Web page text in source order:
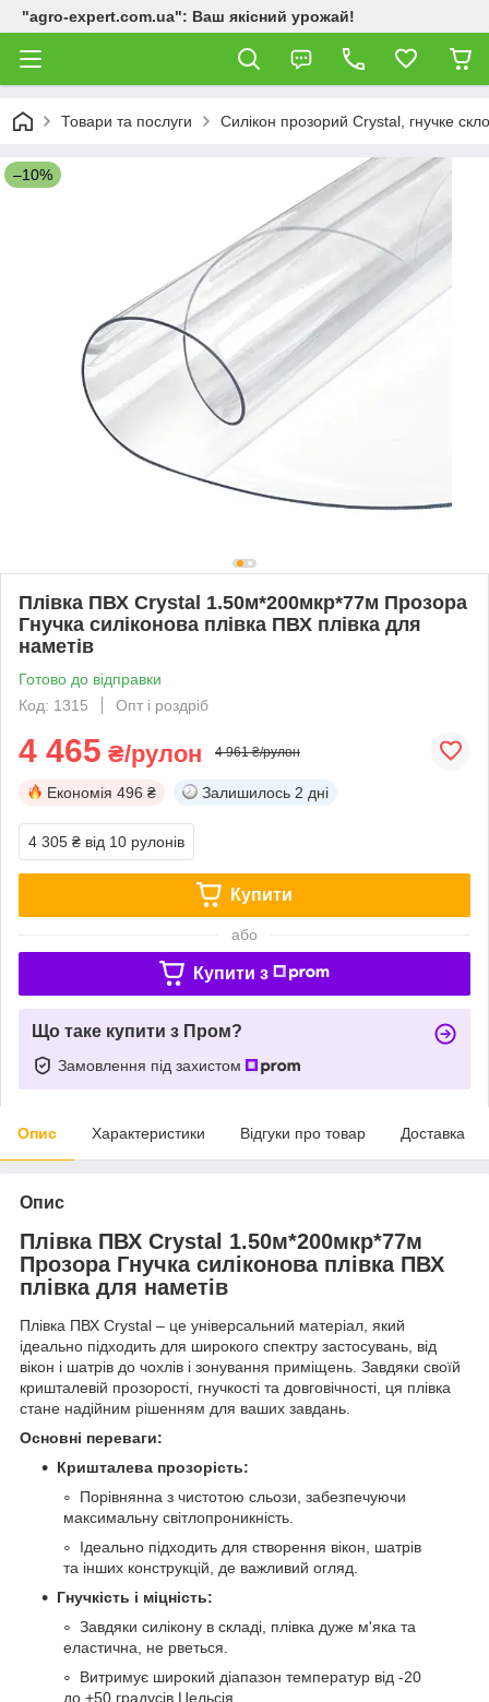
"agro-expert.com.ua": Ваш якісний урожай!
Товари та послуги Силікон прозорий Crystal, гнучке
–10%
Плівка ПВХ Crystal 1.50м*200мкр*77м Прозора
Гнучка силіконова плівка ПВХ плівка для
наметів
Готово до відправки
Код: 1315
Опт і роздріб
4 465 ₴/рулон 4 961 ₴/рулон
Економія 496 ₴ Залишилось 2 дні
4 305 ₴ від 10 рулонів
Купити
або
Купити з
Що таке купити з Пром?
Замовлення під захистом
Опис Характеристики Відгуки про товар Доставка
Опис
Плівка ПВХ Crystal 1.50м*200мкр*77м
Прозора Гнучка силіконова плівка ПВХ
плівка для наметів
Плівка ПВХ Crystal – це універсальний матеріал, який
ідеально підходить для широкого спектру застосувань, від
вікон і шатрів до чохлів і зонування приміщень. Завдяки своїй
кришталевій прозорості, гнучкості та довговічності, ця плівка
стане надійним рішенням для ваших завдань.
Основні переваги:
Кришталева прозорість:
Порівнянна з чистотою сльози, забезпечуючи
максимальну світлопроникність.
Ідеально підходить для створення вікон, шатрів
та інших конструкцій, де важливий огляд.
Гнучкість і міцність:
Завдяки силікону в складі, плівка дуже м'яка та
еластична, не рветься.
Витримує широкий діапазон температур від -20
до +50 градусів Цельсія.